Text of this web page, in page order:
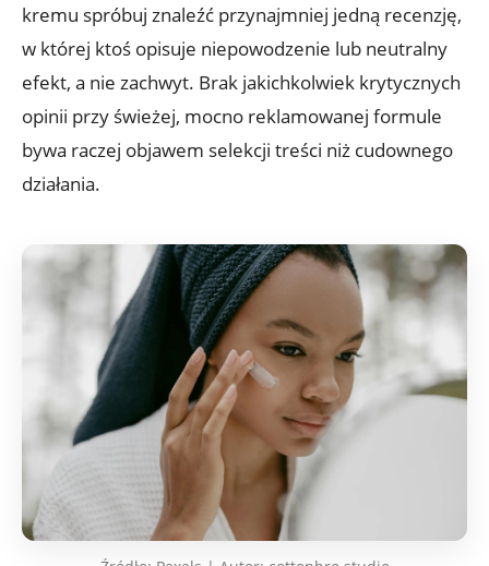
kremu spróbuj znaleźć przynajmniej jedną recenzję,
w której ktoś opisuje niepowodzenie lub neutralny
efekt, a nie zachwyt. Brak jakichkolwiek krytycznych
opinii przy świeżej, mocno reklamowanej formule
bywa raczej objawem selekcji treści niż cudownego
działania.